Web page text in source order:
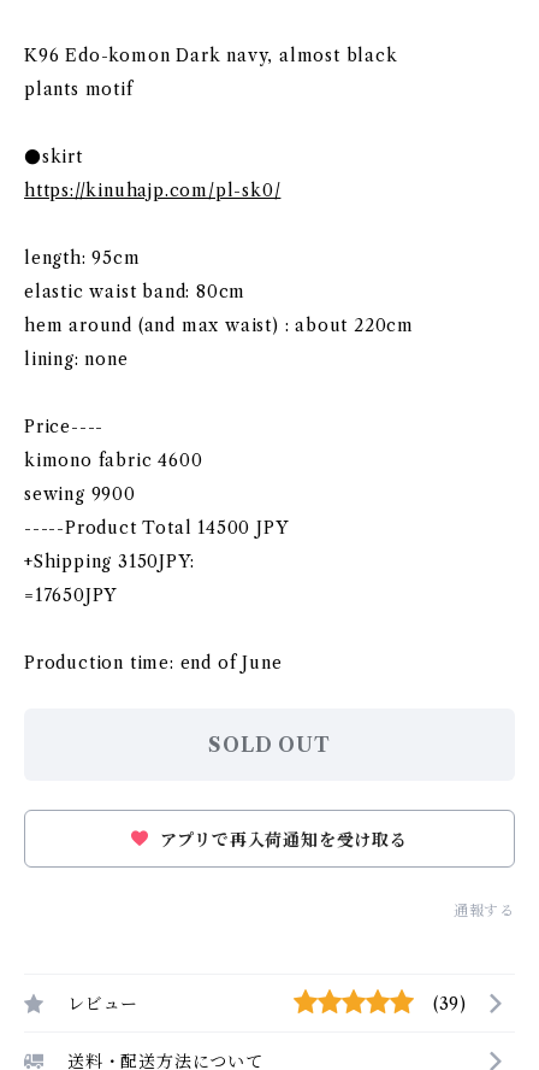
K96 Edo-komon Dark navy, almost black
plants motif
●skirt
https://kinuhajp.com/pl-sk0/
length: 95cm
elastic waist band: 80cm
hem around (and max waist) : about 220cm
lining: none
Price----
kimono fabric 4600
sewing 9900
-----Product Total 14500 JPY
+Shipping 3150JPY:
=17650JPY
Production time: end of June
SOLD OUT
アプリで再入荷通知を受け取る
通報する
レビュー (39)
送料・配送方法について